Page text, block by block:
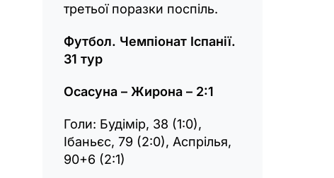
третьої поразки поспіль.
Футбол. Чемпіонат Іспанії.
31 тур
Осасуна – Жирона – 2:1
Голи: Будімір, 38 (1:0),
Ібаньєс, 79 (2:0), Аспрілья,
90+6 (2:1)